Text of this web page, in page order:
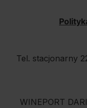
Tel. stacjonarny
WINEPORT